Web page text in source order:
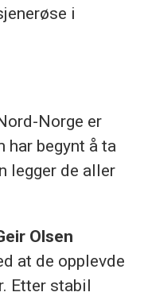
i
Norge er
har begynt å ta
legger de aller
Olsen
at de opplevde
Etter stabil